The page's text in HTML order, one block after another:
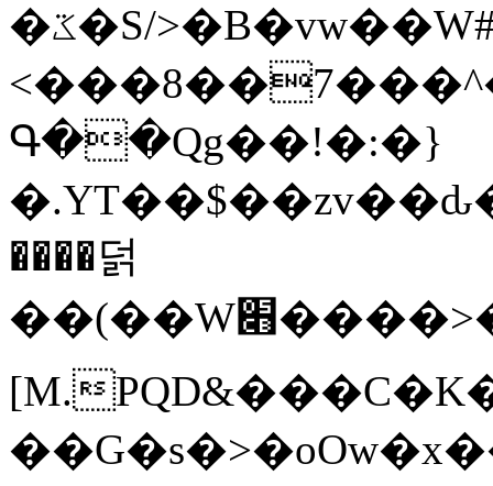
�ػ�S/>�B�vw��W#�I��*]\W��)Ħ�1��fC}
Գ��Qg��!�:�}
����덝
��(��W׋����>��O>�d�%Y�@�@ڻ<�z{rc&׻��z�����AeK�^�����������˩t��=x~
[M.
��G�s�>�oO